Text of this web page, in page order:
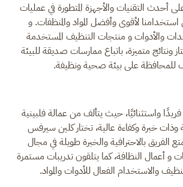
أحدث التقنيات والأجهزة المتطورة في عمليات
استخدامنا لأقوى وأفضل المواد والمنظفات. و
والأدوات و منتجات التنظيف المستخدمة
ونتائج متميزة، باتباع ممارسات صديقة للبيئة
للمحافظة على بيئة صحية ونظيفة.
واستثنائيًا، حيث يتألف من عمالة فلبينية
وذات خبرة وكفاءة عالية، تختار كلين سيرفس
الفريق بالاحترافية والخبرة طويلة في مجال
و أعمال النظافة، كما يتلقون تدريبات مستمرة
والاستخدام الفعال للأدوات والمواد.